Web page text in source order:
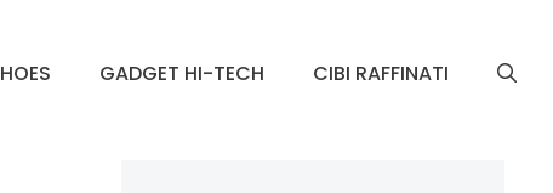
GADGET HI-TECH CIBI RAFFINATI